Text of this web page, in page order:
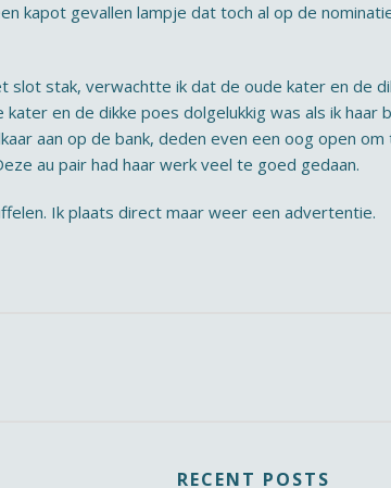
kapot gevallen lampje dat toch al op de
slot stak, verwachtte ik dat de oude kater en de
en de dikke poes dolgelukkig was als ik haar
aan op de bank, deden even een oog open
au pair had haar werk veel te goed gedaan.
Ik plaats direct maar weer een advertentie.
RECENT POSTS